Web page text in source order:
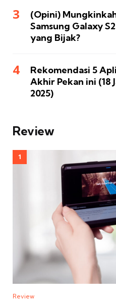
(Opini)
Samsung Galaxy
yang Bijak?
Rekomendasi 5
Akhir Pekan ini (18
2025)
Review
Review